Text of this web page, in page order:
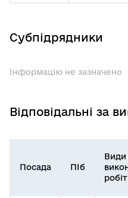
Субпідрядники
Інформацію не зазначено
Відповідальні за
Посада ПІб
Види
робіт